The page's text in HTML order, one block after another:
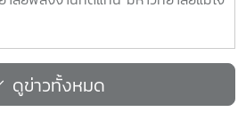
าศ พร้อมกิจกรรมฝึกปฏิบัติจริง เพื่อ
นใจในการนำองค์ความรู้ไปใช้ประโยชน์
ระกอบด้วย- การติดตั้งระบบสูบน้ำ
ถูกต้อง- หลักการทำงาน การใช้งาน
การประยุกต์ใช้พลังงานทดแทนเพื่อ
รียนประถมสมบูรณ์พูเหล็กเจริญ
ณรัฐประชาธิปไตยประชาชนลาว เพื่อ
าการนานาชาติ ภายใต้หัวข้อ “การใช้
รับตัวต่อการเปลี่ยนแปลงสภาพภูมิ
ดูข่าวทั้งหมด